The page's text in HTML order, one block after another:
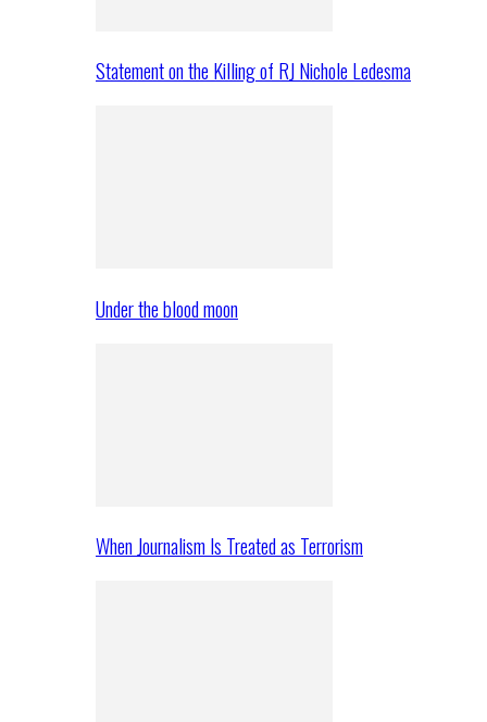
Statement on the Killing of RJ Nichole Ledesma
Under the blood moon
When Journalism Is Treated as Terrorism